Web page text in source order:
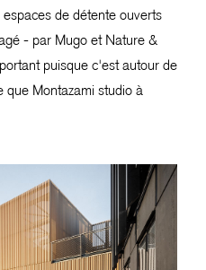
de détente ouverts
- par Mugo et Nature &
puisque c'est autour de
que Montazami studio à